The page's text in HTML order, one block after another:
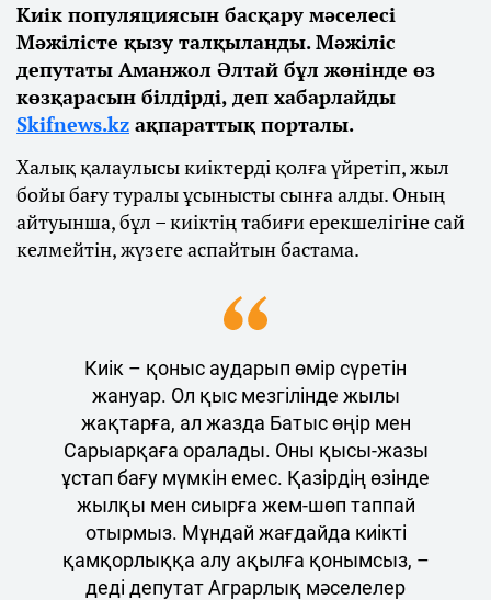
Киік популяциясын басқару мәселесі
Мәжілісте қызу талқыланды. Мәжіліс
депутаты Аманжол Әлтай бұл жөнінде өз
көзқарасын білдірді, деп хабарлайды
Skifnews.kz ақпараттық порталы.
Халық қалаулысы киіктерді қолға үйретіп, жыл
бойы бағу туралы ұсынысты сынға алды. Оның
айтуынша, бұл – киіктің табиғи ерекшелігіне сай
келмейтін, жүзеге аспайтын бастама.
Киік – қоныс аударып өмір сүретін
жануар. Ол қыс мезгілінде жылы
жақтарға, ал жазда Батыс өңір мен
Сарыарқаға оралады. Оны қысы-жазы
ұстап бағу мүмкін емес. Қазірдің өзінде
жылқы мен сиырға жем-шөп таппай
отырмыз. Мұндай жағдайда киікті
қамқорлыққа алу ақылға қонымсыз, –
деді депутат Аграрлық мәселелер